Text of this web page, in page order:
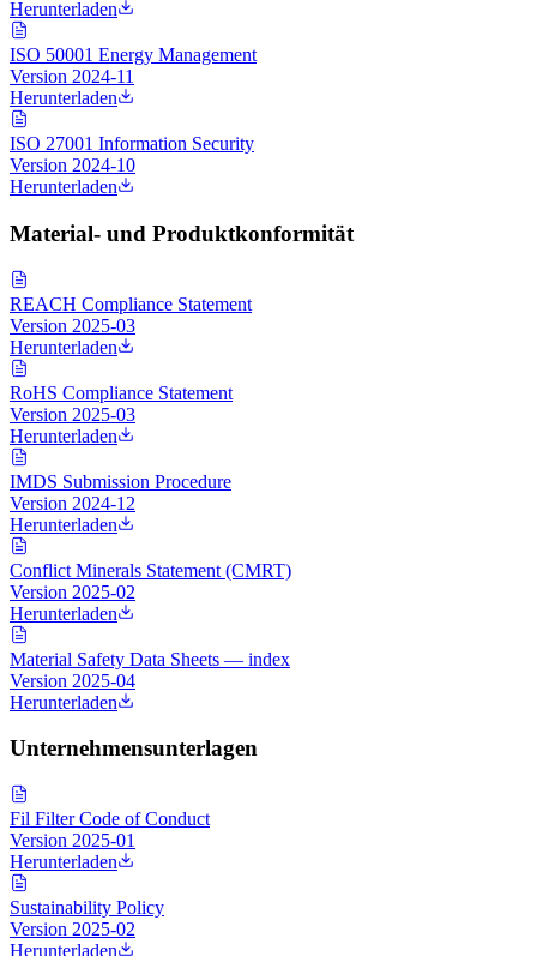
Herunterladen
ISO 50001 Energy Management
Version 2024-11
Herunterladen
ISO 27001 Information Security
Version 2024-10
Herunterladen
Material- und Produktkonformität
REACH Compliance Statement
Version 2025-03
Herunterladen
RoHS Compliance Statement
Version 2025-03
Herunterladen
IMDS Submission Procedure
Version 2024-12
Herunterladen
Conflict Minerals Statement (CMRT)
Version 2025-02
Herunterladen
Material Safety Data Sheets — index
Version 2025-04
Herunterladen
Unternehmensunterlagen
Fil Filter Code of Conduct
Version 2025-01
Herunterladen
Sustainability Policy
Version 2025-02
Herunterladen